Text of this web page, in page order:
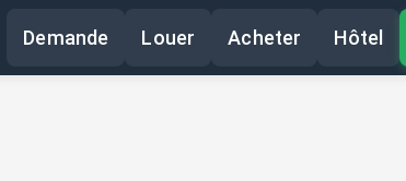
Demande Louer Acheter Hôtel